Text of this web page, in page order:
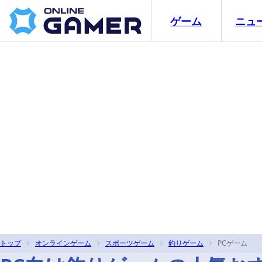
ゲーム ニュ
トップ オンラインゲーム スポーツゲーム 釣りゲーム PCゲーム